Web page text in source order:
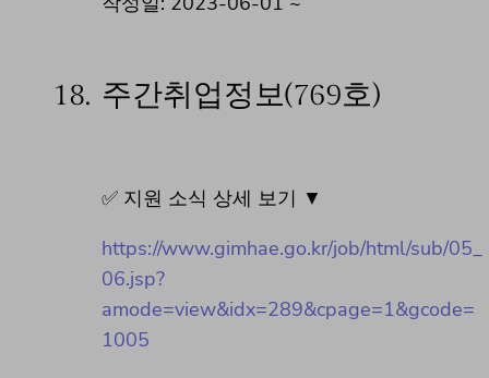
18. 주간취업정보(769호)
✅ 지원 소식 상세 보기 ▼
https://www.gimhae.go.kr/job/html/sub/05_
06.jsp?
amode=view&idx=289&cpage=1&gcode=
1005